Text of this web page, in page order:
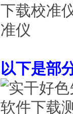
以下是部